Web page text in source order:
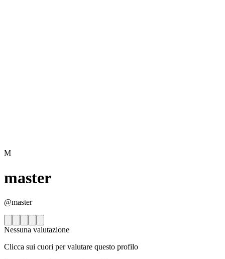
M
master
@master
Nessuna valutazione
Clicca sui cuori per valutare questo profilo